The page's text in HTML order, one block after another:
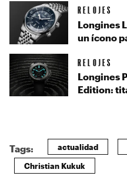
RELOJES
Longines
un ícono
RELOJES
Longines
Edition:
Tags: actualidad
Christian Kukuk